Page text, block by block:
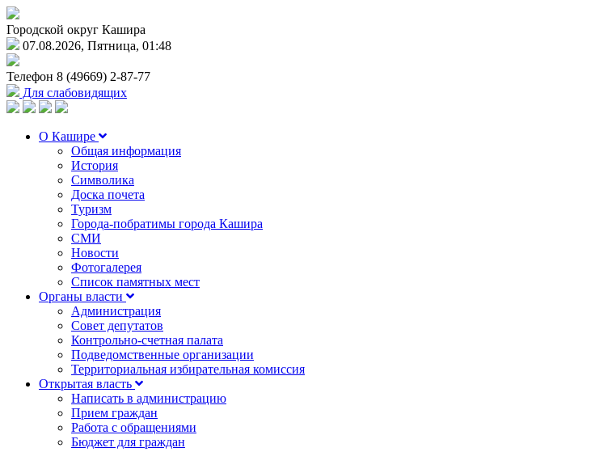
Городской округ Кашира
07.08.2026, Пятница, 01:48
Телефон 8 (49669) 2-87-77
Для слабовидящих
О Кашире
Общая информация
История
Символика
Доска почета
Туризм
Города-побратимы города Кашира
СМИ
Новости
Фотогалерея
Список памятных мест
Органы власти
Администрация
Совет депутатов
Контрольно-счетная палата
Подведомственные организации
Территориальная избирательная комиссия
Открытая власть
Написать в администрацию
Прием граждан
Работа с обращениями
Бюджет для граждан